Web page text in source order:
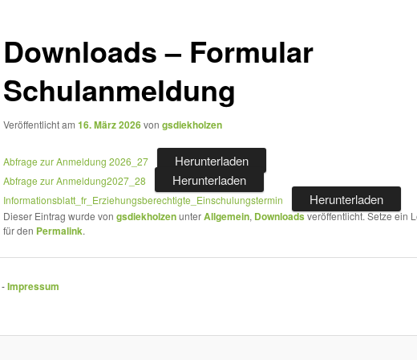
Downloads – Formular
Schulanmeldung
Veröffentlicht am 16. März 2026von gsdiekholzen
Abfrage zur Anmeldung 2026_27 Herunterladen
Abfrage zur Anmeldung2027_28 Herunterladen
Informationsblatt_fr_Erziehungsberechtigte_Einschulungstermin Herunterladen
Dieser Eintrag wurde von gsdiekholzenunterAllgemein, Downloadsveröffentlicht. Setze ein
für den Permalink.
-Impressum